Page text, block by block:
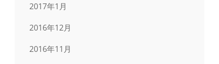
2017年1月
2016年12月
2016年11月